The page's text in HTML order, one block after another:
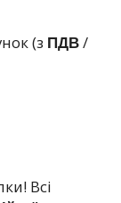
(з ПДВ /
Всі